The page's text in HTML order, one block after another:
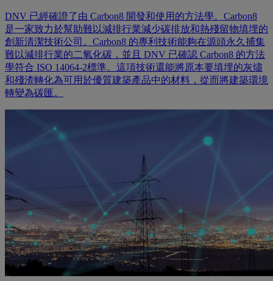
DNV 已經確證了由 Carbon8 開發和使用的方法學。Carbon8
是一家致力於幫助難以減排行業減少碳排放和熱殘留物填埋的
創新清潔技術公司。Carbon8 的專利技術能夠在源頭永久捕集
難以減排行業的二氧化碳，並且 DNV 已確認 Carbon8 的方法
學符合 ISO 14064-2標準。這項技術還能將原本要填埋的灰燼
和殘渣轉化為可用於優質建築產品中的材料，從而將建築環境
轉變為碳匯。